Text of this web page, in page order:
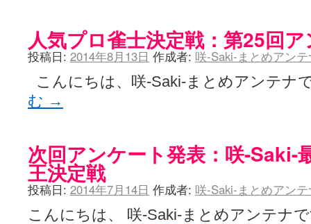
咲の仮blog / 和ちゃん (12:02)
もれ日和 / 一ちゃんのフィギュアと聞いたので (08:30)
読んだらそのままトイレで流して / 【今週の末原ちゃん】咲-Saki-
すばらな人生 / 全国編終了！ ところで、すばら先輩はどれくらい出
音楽と、人生と、 咲-saki-と。 - 咲-Saki- / こっそり休止、こっそり
電波天文学 - 咲-Saki- / BOOTH (15:19)
Powered by livedoor 相互RSS
人気プロ雀士決定戦：第25回
投稿日: 2014年8月13日 作成者: 咲-Saki-まとめアン
こんにちは、咲-Saki-まとめアンテ
む →
次回アンケート発表：咲-Saki-
王決定戦
投稿日: 2014年7月14日 作成者: 咲-Saki-まとめアン
こんにちは、 咲-Saki-まとめアンテナ